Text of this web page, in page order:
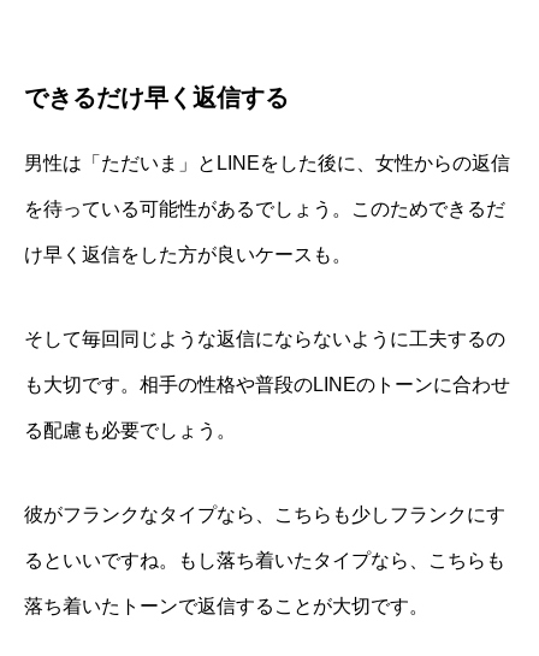
できるだけ早く返信する
男性は「ただいま」とLINEをした後に、女性からの返信
を待っている可能性があるでしょう。このためできるだ
け早く返信をした方が良いケースも。
そして毎回同じような返信にならないように工夫するの
も大切です。相手の性格や普段のLINEのトーンに合わせ
る配慮も必要でしょう。
彼がフランクなタイプなら、こちらも少しフランクにす
るといいですね。もし落ち着いたタイプなら、こちらも
落ち着いたトーンで返信することが大切です。